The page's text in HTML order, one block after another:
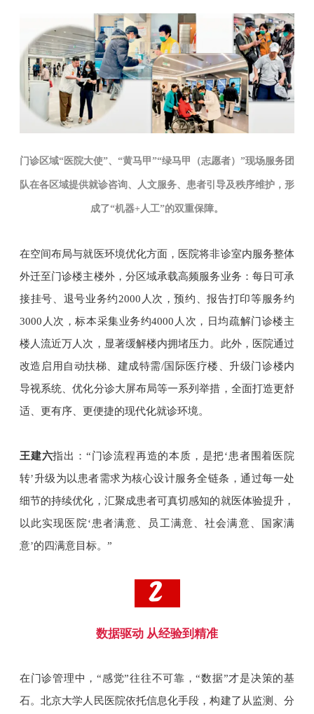
门诊区域“医院大使”、“黄马甲”“绿马甲（志愿者）”现场服务团
队在各区域提供就诊咨询、人文服务、患者引导及秩序维护，形
成了“机器+人工”的双重保障。
在空间布局与就医环境优化方面，医院将非诊室内服务整体
外迁至门诊楼主楼外，分区域承载高频服务业务：每日可承
接挂号、退号业务约2000人次，预约、报告打印等服务约
3000人次，标本采集业务约4000人次，日均疏解门诊楼主
楼人流近万人次，显著缓解楼内拥堵压力。此外，医院通过
改造启用自动扶梯、建成特需/国际医疗楼、升级门诊楼内
导视系统、优化分诊大屏布局等一系列举措，全面打造更舒
适、更有序、更便捷的现代化就诊环境。
王建六指出：“门诊流程再造的本质，是把‘患者围着医院
转’升级为以患者需求为核心设计服务全链条，通过每一处
细节的持续优化，汇聚成患者可真切感知的就医体验提升，
以此实现医院‘患者满意、员工满意、社会满意、国家满
意’的四满意目标。”
数据驱动 从经验到精准
在门诊管理中，“感觉”往往不可靠，“数据”才是决策的基
石。北京大学人民医院依托信息化手段，构建了从监测、分